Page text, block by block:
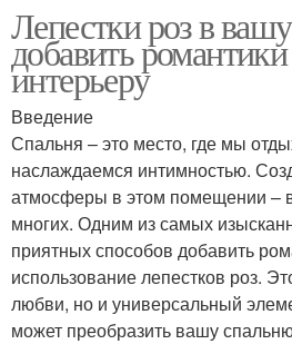
Лепестки роз в
добавить
интерьеру
Введение
Спальня – это место, где мы
наслаждаемся интимностью.
атмосферы в этом помещении –
многих. Одним из самых
приятных способов добавить
использование лепестков роз.
любви, но и универсальный
может преобразить вашу